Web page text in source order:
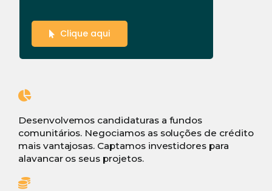
Clique aqui
Desenvolvemos candidaturas a fundos
comunitários. Negociamos as soluções de crédito
mais vantajosas. Captamos investidores para
alavancar os seus projetos.